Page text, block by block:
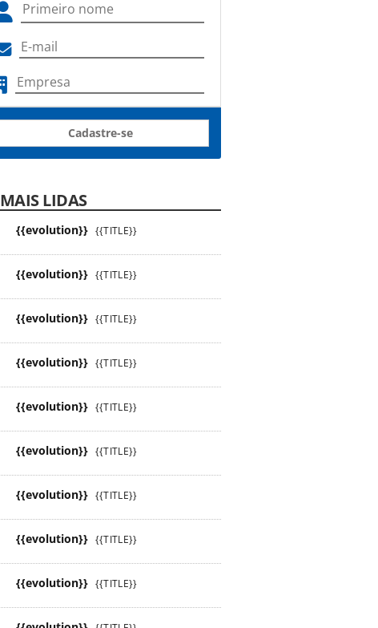
Cadastre-se
MAIS LIDAS
{{evolution}} {{TITLE}}
{{evolution}} {{TITLE}}
{{evolution}} {{TITLE}}
{{evolution}} {{TITLE}}
{{evolution}} {{TITLE}}
{{evolution}} {{TITLE}}
{{evolution}} {{TITLE}}
{{evolution}} {{TITLE}}
{{evolution}} {{TITLE}}